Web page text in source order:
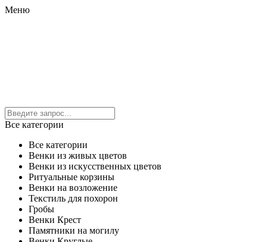
Меню
Все категории
Все категории
Венки из живых цветов
Венки из искусственных цветов
Ритуальные корзины
Венки на возложение
Текстиль для похорон
Гробы
Венки Крест
Памятники на могилу